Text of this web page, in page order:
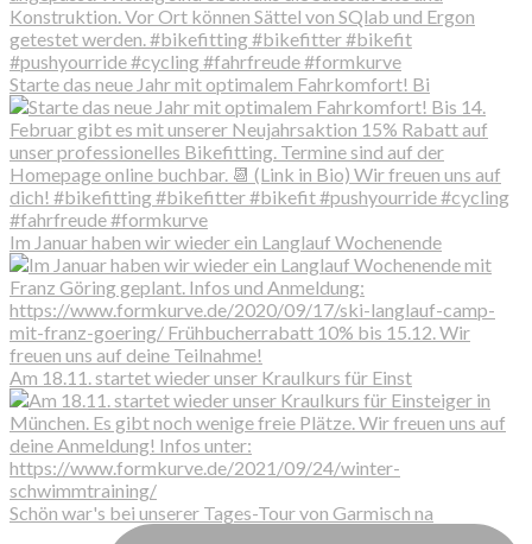
Starte das neue Jahr mit optimalem Fahrkomfort! Bi
Im Januar haben wir wieder ein Langlauf Wochenende
Am 18.11. startet wieder unser Kraulkurs für Einst
Schön war's bei unserer Tages-Tour von Garmisch na